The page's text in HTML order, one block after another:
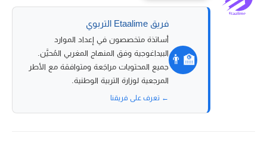
👨‍🏫
فريق Etaalime التربوي
أساتذة متخصصون في إعداد الموارد
البيداغوجية وفق المنهاج المغربي المُحيَّن.
جميع المحتويات مراجَعة ومتوافقة مع الأطر
المرجعية لوزارة التربية الوطنية.
← تعرف على فريقنا